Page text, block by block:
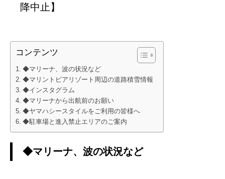
降中止】
コンテンツ
◆マリーナ、波の状況など
◆マリントピアリゾート周辺の道路積雪情報
◆インスタグラム
◆マリーナから出航前のお願い
◆ヤマハシースタイルをご利用の皆様へ
◆駐車場と進入禁止エリアのご案内
◆マリーナ、波の状況など